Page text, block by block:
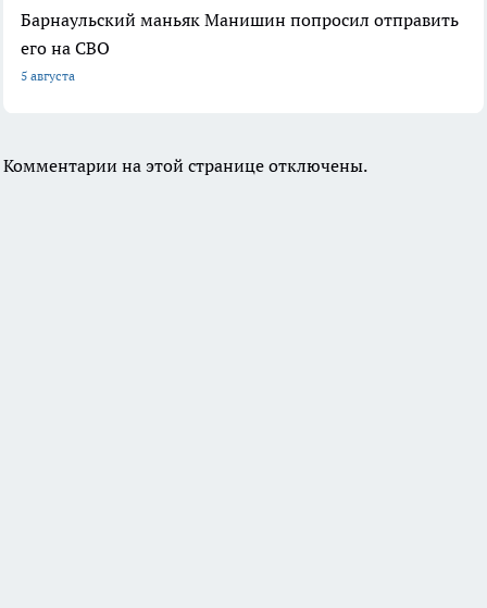
Барнаульский маньяк Манишин попросил отправить
его на СВО
5 августа
Комментарии на этой странице отключены.